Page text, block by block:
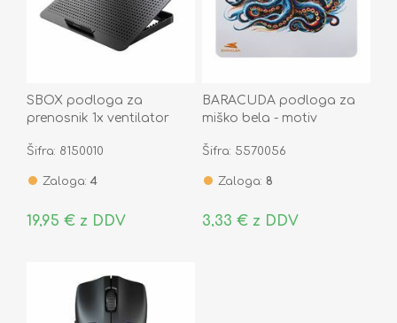
SBOX podloga za
prenosnik 1x ventilator
Šifra: 8150010
Zaloga: 4
19,95 € z DDV
BARACUDA podloga za
miško bela - motiv
OCTOPUS
Šifra: 5570056
Zaloga: 8
3,33 € z DDV